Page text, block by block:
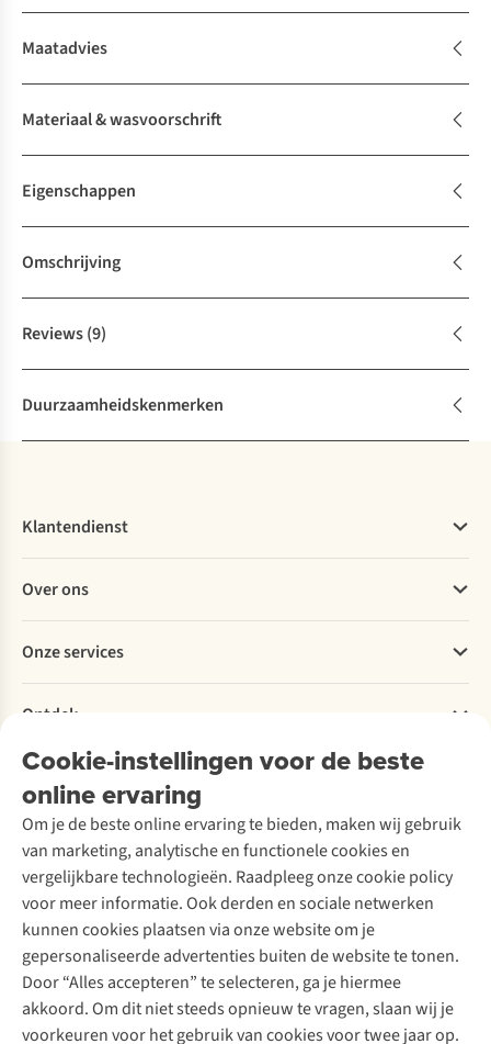
Maatadvies
Materiaal & wasvoorschrift
Eigenschappen
Omschrijving
Reviews(9)
Duurzaamheidskenmerken
Cookie-instellingen voor de beste
online ervaring
Om je de beste online ervaring te bieden, maken wij gebruik
van marketing, analytische en functionele cookies en
vergelijkbare technologieën. Raadpleeg onze cookie policy
voor meer informatie. Ook derden en sociale netwerken
kunnen cookies plaatsen via onze website om je
gepersonaliseerde advertenties buiten de website te tonen.
Door “Alles accepteren” te selecteren, ga je hiermee
akkoord. Om dit niet steeds opnieuw te vragen, slaan wij je
voorkeuren voor het gebruik van cookies voor twee jaar op.
Klantendienst
Bestellen
Betalen
Levering
Retourneren
Bestelling herroepen
Garantie
Contact
Over ons
Explore More
Verantwoord ondernemen
Over Ayacucho
Onze winkels
Over A.S.Adventure
Toegankelijkheidsverklaring
Onze services
Ski-onderhoud
Wasservice
Schoenonderhoud
Schoenherstelling
Kledingherstelling
Retouches
Voor bedrijven
Ontdek
A.S.Magazine
Podcast
Explore Academy
Explore Camp
Gear Check
Inspiratie & advies
Meld je aan voor de nieuwsbrief
Follow us